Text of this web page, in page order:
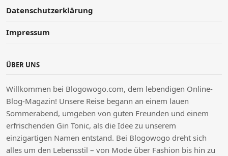
Datenschutzerklärung
Impressum
ÜBER UNS
Willkommen bei Blogowogo.com, dem lebendigen Online-
Blog-Magazin! Unsere Reise begann an einem lauen
Sommerabend, umgeben von guten Freunden und einem
erfrischenden Gin Tonic, als die Idee zu unserem
einzigartigen Namen entstand. Bei Blogowogo dreht sich
alles um den Lebensstil – von Mode über Fashion bis hin zu